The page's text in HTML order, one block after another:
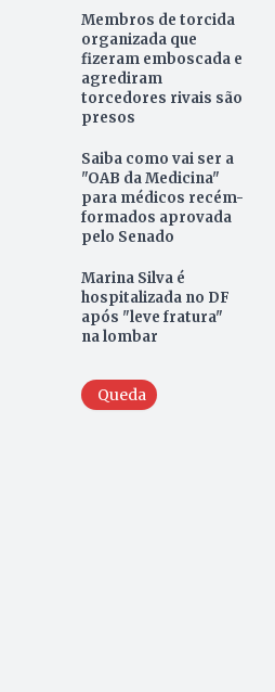
Membros de torcida
organizada que
fizeram emboscada e
agrediram
torcedores rivais são
presos
Saiba como vai ser a
"OAB da Medicina"
para médicos recém-
formados aprovada
pelo Senado
Marina Silva é
hospitalizada no DF
após "leve fratura"
na lombar
Queda